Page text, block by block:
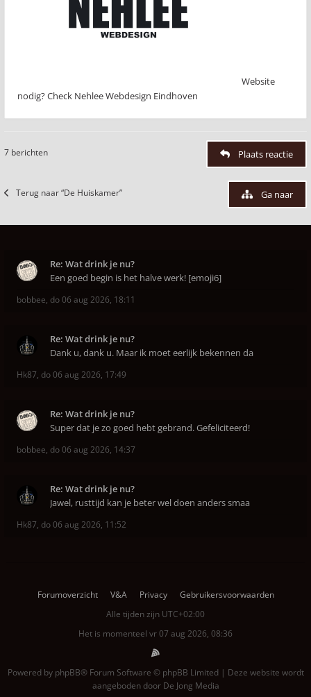
Website
nodig? Check Nehlee Webdesign Eindhoven
7 berichten Plaats reactie
Terug naar “De Huiskamer” Ga naar
Re: Wat drink je nu?
Een goed begin is het halve werk! [emoji6]
bobbee, do 06 aug 2026, 18:11
Re: Wat drink je nu?
Dank u, dank u. Maar ik moet eerlijk bekennen da
Hk87, do 06 aug 2026, 17:49
Re: Wat drink je nu?
Super dat je zo goed hebt gebrand. Gefeliciteerd!
bobbee, do 06 aug 2026, 14:37
Re: Wat drink je nu?
Jawel, rusttijd kan je beter wel doen anders smaa
Hk87, do 06 aug 2026, 11:52
Forumoverzicht V&A Privacy
Gebruikersvoorwaarden
Alle tijden zijn UTC+02:00
Het is momenteel vr 07 aug 2026, 08:36
Powered by phpBB® Forum Software © phpBB Limited | Deze website wordt
aangeboden door De Jong Media